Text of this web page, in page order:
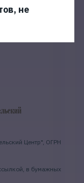
не
Центр", ОГРН
в бумажных